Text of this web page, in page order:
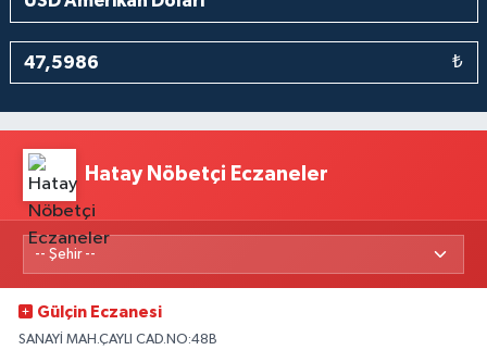
₺
Hatay Nöbetçi Eczaneler
Gülçin Eczanesi
SANAYİ MAH.ÇAYLI CAD.NO:48B